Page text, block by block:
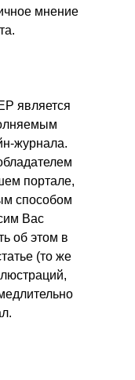
мнение
является
журнала.
портале,
способом
Вас
об этом в
(то же